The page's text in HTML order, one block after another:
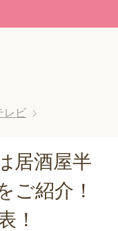
レビ
居酒屋半
ご紹介！
！